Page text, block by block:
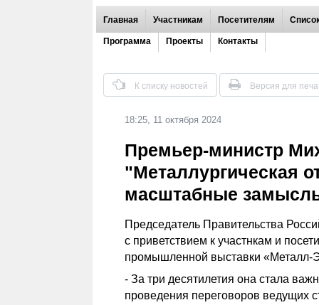
Главная Участникам Посетителям
Программа Проекты Контакты
К списку новостей Версия для
18:25, 11 октября 2024
Премьер-министр
"Металлургическая
масштабные
Председатель Правительства
с приветствием к участнкам и
промышленной выставки «Металл-
- За три десятилетия она стала
проведения переговоров ведущих